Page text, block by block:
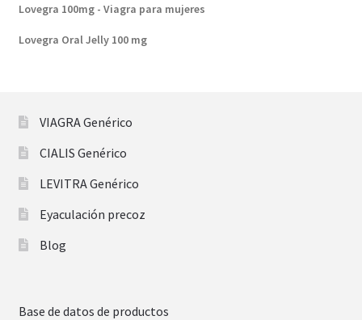
Lovegra 100mg - Viagra para mujeres
Lovegra Oral Jelly 100 mg
VIAGRA Genérico
CIALIS Genérico
LEVITRA Genérico
Eyaculación precoz
Blog
Base de datos de productos